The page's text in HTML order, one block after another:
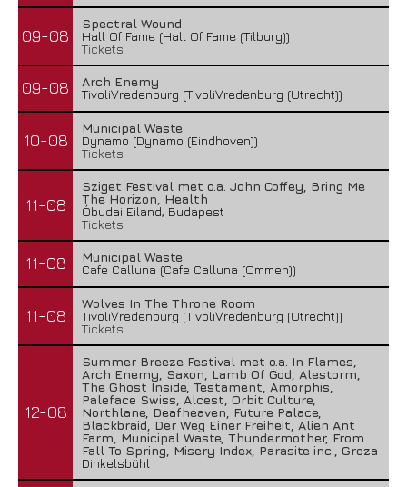
09-08
Spectral Wound
Hall Of Fame (Hall Of Fame (Tilburg))
Tickets
09-08
Arch Enemy
TivoliVredenburg (TivoliVredenburg (Utrecht))
10-08
Municipal Waste
Dynamo (Dynamo (Eindhoven))
Tickets
11-08
Sziget Festival met o.a. John Coffey, Bring Me
The Horizon, Health
Óbudai Eiland, Budapest
Tickets
11-08
Municipal Waste
Cafe Calluna (Cafe Calluna (Ommen))
11-08
Wolves In The Throne Room
TivoliVredenburg (TivoliVredenburg (Utrecht))
Tickets
12-08
Summer Breeze Festival met o.a. In Flames,
Arch Enemy, Saxon, Lamb Of God, Alestorm,
The Ghost Inside, Testament, Amorphis,
Paleface Swiss, Alcest, Orbit Culture,
Northlane, Deafheaven, Future Palace,
Blackbraid, Der Weg Einer Freiheit, Alien Ant
Farm, Municipal Waste, Thundermother, From
Fall To Spring, Misery Index, Parasite inc., Groza
Dinkelsbühl